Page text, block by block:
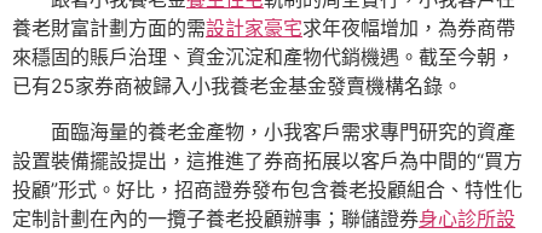
養老財富計劃方面的需設計家豪宅求年夜幅增加，為券商帶
來穩固的賬戶治理、資金沉淀和產物代銷機遇。截至今朝，
已有25家券商被歸入小我養老金基金發賣機構名錄。
面臨海量的養老金產物，小我客戶需求專門研究的資產
設置裝備擺設提出，這推進了券商拓展以客戶為中間的“買方
投顧”形式。好比，招商證券發布包含養老投顧組合、特性化
定制計劃在內的一攬子養老投顧辦事；聯儲證券身心診所設